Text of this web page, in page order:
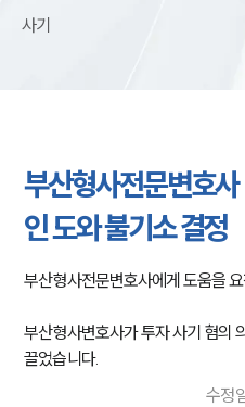
사기
부산형사전문변호사
인 도와 불기소 결정
부산형사전문변호사에게 도움을
부산형사변호사가 투자 사기 혐의
끌었습니다.
수정